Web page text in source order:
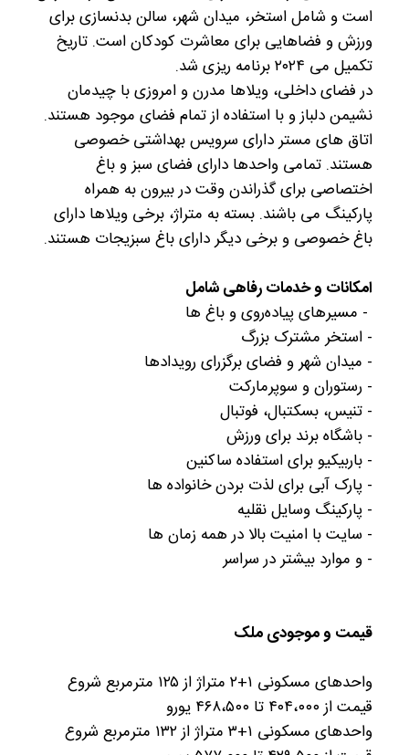
است و شامل استخر، میدان شهر، سالن بدنسازی برای
ورزش و فضاهایی برای معاشرت کودکان است. تاریخ
تکمیل می ۲۰۲۴ برنامه ریزی شد.
در فضای داخلی، ویلاها مدرن و امروزی با چیدمان
نشیمن دلباز و با استفاده از تمام فضای موجود هستند.
اتاق های مستر دارای سرویس بهداشتی خصوصی
هستند. تمامی واحدها دارای فضای سبز و باغ
اختصاصی برای گذراندن وقت در بیرون به همراه
پارکینگ می باشند. بسته به متراژ، برخی ویلاها دارای
باغ خصوصی و برخی دیگر دارای باغ سبزیجات هستند.
امکانات و خدمات رفاهی شامل
- مسیرهای پیاده‌روی و باغ ها
- استخر مشترک بزرگ
- میدان شهر و فضای برگزرای رویدادها
- رستوران و سوپرمارکت
- تنیس، بسکتبال، فوتبال
- باشگاه برند برای ورزش
- باربیکیو برای استفاده ساکنین
- پارک آبی برای لذت بردن خانواده ها
- پارکینگ وسایل نقلیه
- سایت با امنیت بالا در همه زمان ها
- و موارد بیشتر در سراسر
قیمت و موجودی ملک
واحدهای مسکونی ۱+۲ متراژ از ۱۲۵ مترمربع شروع
قیمت از ۴۰۴،۰۰۰ تا ۴۶۸،۵۰۰ یورو
واحدهای مسکونی ۱+۳ متراژ از ۱۳۲ مترمربع شروع